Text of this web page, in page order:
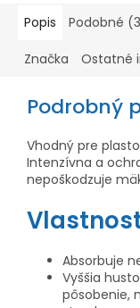
Popis Podobné
Značka Ostatné
Podrobný
Vhodný pre
Intenzívna a
nepoškodzuje
Absorbuje
Vyššia
pôsobenie,